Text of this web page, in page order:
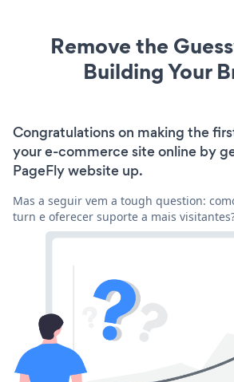
Remove the
Building Your
Congratulations on making the
your e-commerce site online by
PageFly website up.
Mas a seguir vem a tough question:
turn e oferecer suporte a mais